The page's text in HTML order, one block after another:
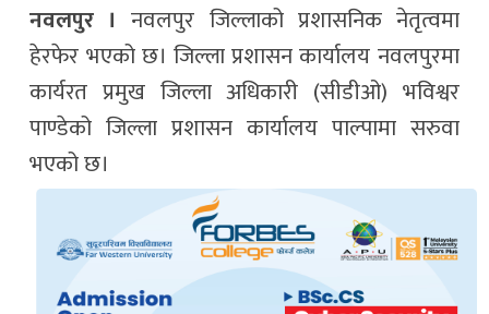
नवलपुर । नवलपुर जिल्लाको प्रशासनिक नेतृत्वमा
हेरफेर भएको छ। जिल्ला प्रशासन कार्यालय नवलपुरमा
कार्यरत प्रमुख जिल्ला अधिकारी (सीडीओ) भविश्वर
पाण्डेको जिल्ला प्रशासन कार्यालय पाल्पामा सरुवा
भएको छ।